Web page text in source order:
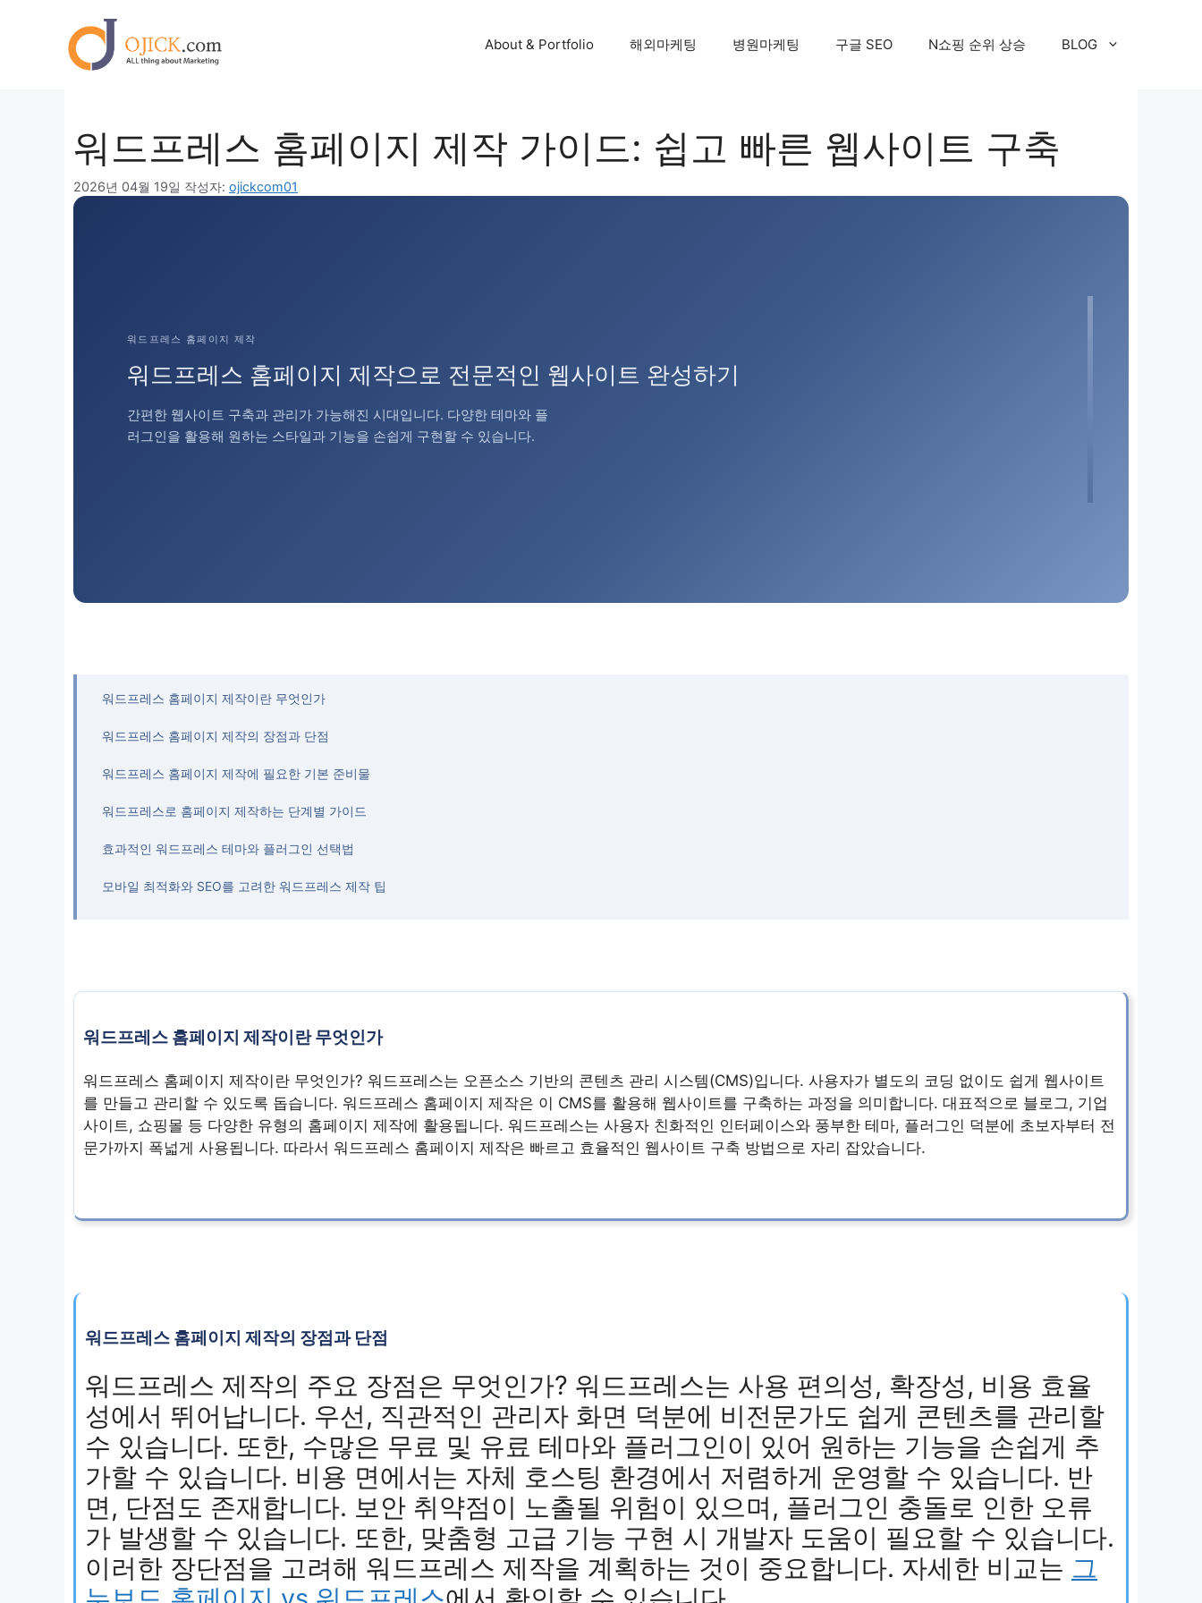
About & Portfolio 해외마케팅 병원마케팅 구글 SEO N쇼핑 순위 상승 BLOG
워드프레스 홈페이지 제작 가이드: 쉽고 빠른 웹사이트 구축
2026년 04월 19일 작성자: ojickcom01
워드프레스 홈페이지 제작
워드프레스 홈페이지 제작으로 전문적인 웹사이트 완성하기
간편한 웹사이트 구축과 관리가 가능해진 시대입니다. 다양한 테마와 플
러그인을 활용해 원하는 스타일과 기능을 손쉽게 구현할 수 있습니다.
워드프레스 홈페이지 제작이란 무엇인가
워드프레스 홈페이지 제작의 장점과 단점
워드프레스 홈페이지 제작에 필요한 기본 준비물
워드프레스로 홈페이지 제작하는 단계별 가이드
효과적인 워드프레스 테마와 플러그인 선택법
모바일 최적화와 SEO를 고려한 워드프레스 제작 팁
워드프레스 홈페이지 제작이란 무엇인가
워드프레스 홈페이지 제작이란 무엇인가? 워드프레스는 오픈소스 기반의 콘텐츠 관리 시스템(CMS)입니다. 사용자가 별도의 코딩 없이도 쉽게 웹사이트
를 만들고 관리할 수 있도록 돕습니다. 워드프레스 홈페이지 제작은 이 CMS를 활용해 웹사이트를 구축하는 과정을 의미합니다. 대표적으로 블로그, 기업
사이트, 쇼핑몰 등 다양한 유형의 홈페이지 제작에 활용됩니다. 워드프레스는 사용자 친화적인 인터페이스와 풍부한 테마, 플러그인 덕분에 초보자부터 전
문가까지 폭넓게 사용됩니다. 따라서 워드프레스 홈페이지 제작은 빠르고 효율적인 웹사이트 구축 방법으로 자리 잡았습니다.
워드프레스 홈페이지 제작의 장점과 단점
워드프레스 제작의 주요 장점은 무엇인가? 워드프레스는 사용 편의성, 확장성, 비용 효율
성에서 뛰어납니다. 우선, 직관적인 관리자 화면 덕분에 비전문가도 쉽게 콘텐츠를 관리할
수 있습니다. 또한, 수많은 무료 및 유료 테마와 플러그인이 있어 원하는 기능을 손쉽게 추
가할 수 있습니다. 비용 면에서는 자체 호스팅 환경에서 저렴하게 운영할 수 있습니다. 반
면, 단점도 존재합니다. 보안 취약점이 노출될 위험이 있으며, 플러그인 충돌로 인한 오류
가 발생할 수 있습니다. 또한, 맞춤형 고급 기능 구현 시 개발자 도움이 필요할 수 있습니다.
이러한 장단점을 고려해 워드프레스 제작을 계획하는 것이 중요합니다. 자세한 비교는 그